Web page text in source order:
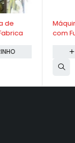
de
-9%
com